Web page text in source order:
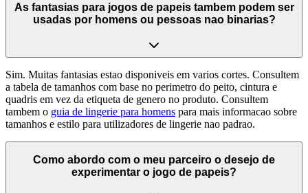
As fantasias para jogos de papeis tambem podem ser
usadas por homens ou pessoas nao binarias?
Sim. Muitas fantasias estao disponiveis em varios cortes. Consultem
a tabela de tamanhos com base no perimetro do peito, cintura e
quadris em vez da etiqueta de genero no produto. Consultem
tambem o guia de lingerie para homens para mais informacao sobre
tamanhos e estilo para utilizadores de lingerie nao padrao.
Como abordo com o meu parceiro o desejo de
experimentar o jogo de papeis?